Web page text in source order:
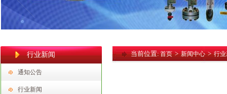
行业新闻
通知公告
行业新闻
当前位置:首页>新闻中心>行